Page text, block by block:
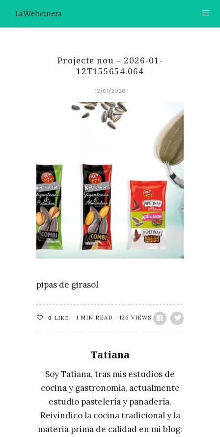
LaWebcinera
¿TE GUSTARÍA UNIRTE A NUESTRA AVENTURA GASTRON
RECOMENDACIONES
Projecte nou – 2026-01-
12T155654.064
12/01/2026
pipas de girasol
0 LIKE 1 MIN READ 126 VIEWS
Tatiana
Soy Tatiana, tras mis estudios de
cocina y gastronomía, actualmente
estudio pastelería y panadería.
Reivindico la cocina tradicional y la
materia prima de calidad en mi blog: